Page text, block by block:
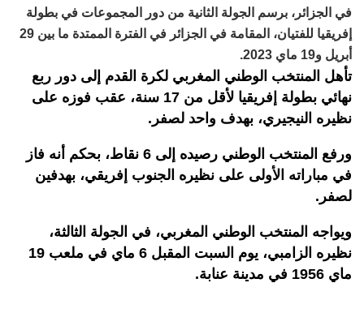
في الجزائر، برسم الجولة الثانية من دور المجموعات في بطولة
إفريقيا للفتيان، المقامة في الجزائر في الفترة الممتدة ما بين 29
أبريل و19 ماي 2023.
تأهل المنتخب الوطني المغربي لكرة القدم إلى دور ربع
نهائي بطولة إفريقيا لأقل من 17 سنة، عقب فوزه على
نظيره النيجيري، بهدف واحد لصفر.
ورفع المنتخب الوطني رصيده إلى 6 نقاط، بحكم أنه فاز
في مباراته الأولى على نظيره الجنوب إفريقي، بهدفين
لصفر.
ويواجه المنتخب الوطني المغربي، في الجولة الثالثة،
نظيره الزامبي، يوم السبت المقبل 6 ماي في ملعب 19
ماي 1956 في مدينة عنابة.